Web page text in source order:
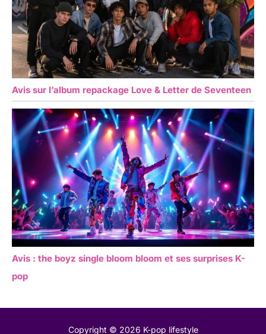
Avis sur l’album repackage Love & Letter de Seventeen
Avis : the boyz single bloom bloom et ses surprises K-
pop
Copyright © 2026 K-pop lifestyle